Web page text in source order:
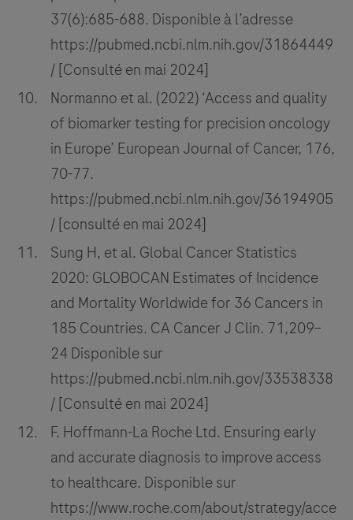
37(6):685-688. Disponible à l’adresse
https://pubmed.ncbi.nlm.nih.gov/31864449
/ [Consulté en mai 2024]
Normanno et al. (2022) ‘Access and quality
of biomarker testing for precision oncology
in Europe’ European Journal of Cancer, 176,
70-77.
https://pubmed.ncbi.nlm.nih.gov/36194905
/ [consulté en mai 2024]
Sung H, et al. Global Cancer Statistics
2020: GLOBOCAN Estimates of Incidence
and Mortality Worldwide for 36 Cancers in
185 Countries. CA Cancer J Clin. 71,209–
24 Disponible sur
https://pubmed.ncbi.nlm.nih.gov/33538338
/ [Consulté en mai 2024]
F. Hoffmann-La Roche Ltd. Ensuring early
and accurate diagnosis to improve access
to healthcare. Disponible sur
https://www.roche.com/about/strategy/acce